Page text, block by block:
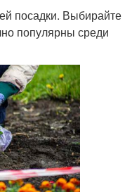
посадки. Выбирайте
популярны среди